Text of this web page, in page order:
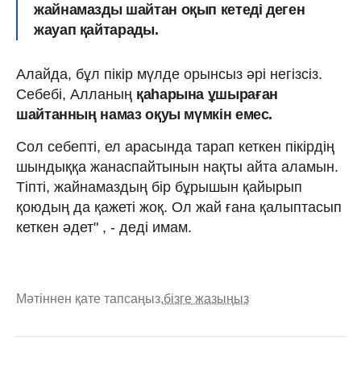
жайнамазды шайтан оқып кетеді деген
жауап қайтарады.
Алайда, бұл пікір мүлде орынсыз әрі негізсіз.
Себебі, Алланың қаһарына ұшыраған
шайтанның намаз оқуы мүмкін емес.
Сол себепті, ел арасында тарап кеткен пікірдің
шындыққа жанаспайтынын нақты айта аламын.
Тіпті, жайнамаздың бір бұрышын қайырып
қоюдың да қажеті жоқ. Ол жай ғана қалыптасып
кеткен әдет" , - деді имам.
Мәтіннен қате тапсаңыз,бізге жазыңыз